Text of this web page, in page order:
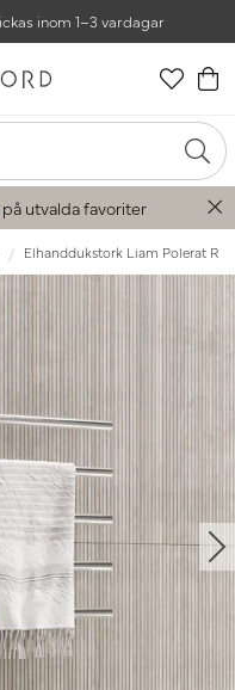
inom 1–3 vardagar
på utvalda favoriter
Elhanddukstork Liam Polerat